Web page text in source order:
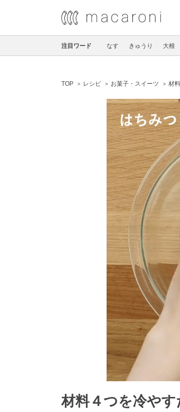
注目ワード なす きゅうり 大根
TOP レシピ お菓子・スイーツ 材
材料４つを冷や